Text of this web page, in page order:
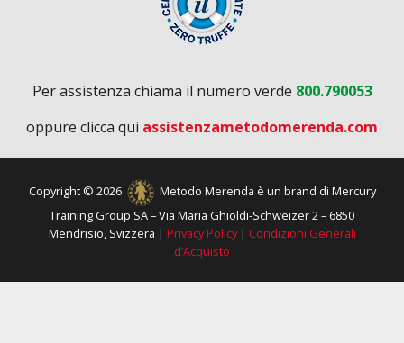
Per assistenza chiama il numero verde 800.790053
oppure clicca qui assistenzametodomerenda.com
Copyright © 2026
Metodo Merenda è un brand di Mercury
Training Group SA – Via Maria Ghioldi-Schweizer 2 – 6850
Mendrisio, Svizzera | Privacy Policy| Condizioni Generali
d’Acquisto